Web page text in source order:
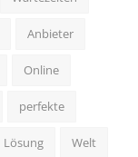
Anbieter
Online
perfekte
Lösung Welt